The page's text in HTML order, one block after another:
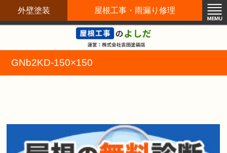
外壁塗装 屋根工事・雨漏り修理
GNb2KD-150×150